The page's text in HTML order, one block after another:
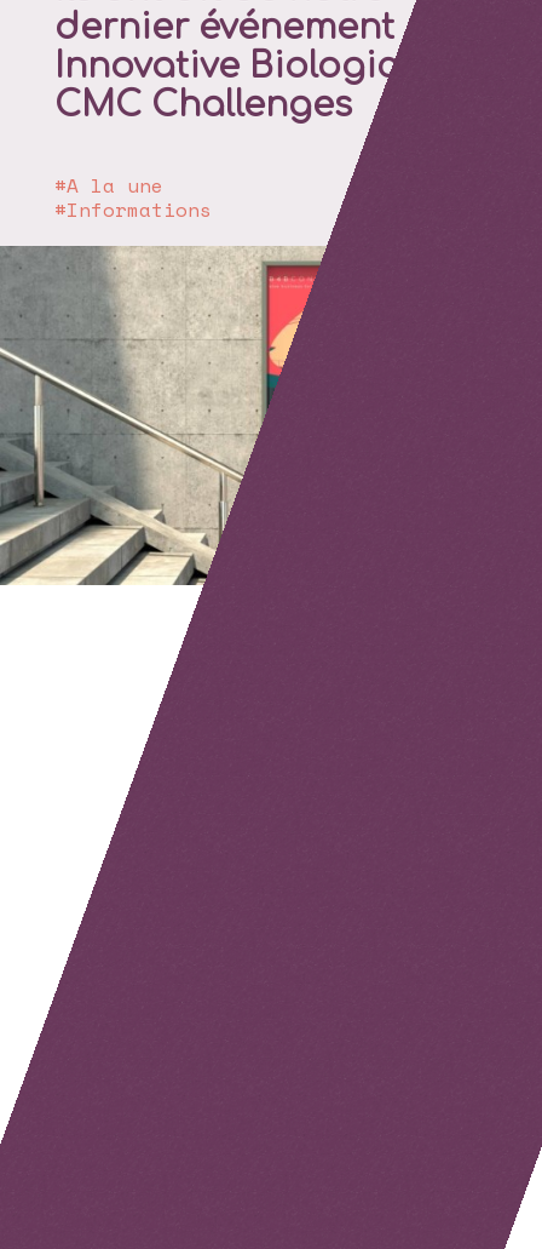
dernier événement
Innovative Biologics &
CMC Challenges
A la une
Informations
Ils témoignent…